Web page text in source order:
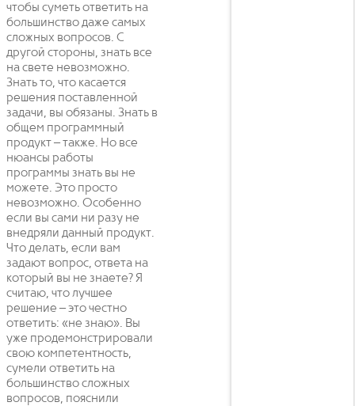
чтобы суметь ответить на
большинство даже самых
сложных вопросов. С
другой стороны, знать все
на свете невозможно.
Знать то, что касается
решения поставленной
задачи, вы обязаны. Знать в
общем программный
продукт – также. Но все
нюансы работы
программы знать вы не
можете. Это просто
невозможно. Особенно
если вы сами ни разу не
внедряли данный продукт.
Что делать, если вам
задают вопрос, ответа на
который вы не знаете? Я
считаю, что лучшее
решение – это честно
ответить: «не знаю». Вы
уже продемонстрировали
свою компетентность,
сумели ответить на
большинство сложных
вопросов, пояснили